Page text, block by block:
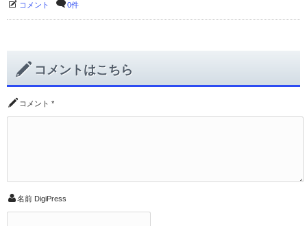
コメント 0件
コメントはこちら
コメント *
名前 DigiPress